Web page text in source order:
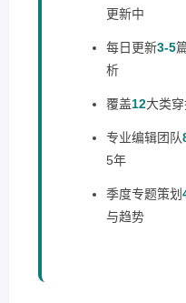
更新中
每日更新3-5
析
覆盖12大类
专业编辑团队
5年
季度专题策划
与趋势